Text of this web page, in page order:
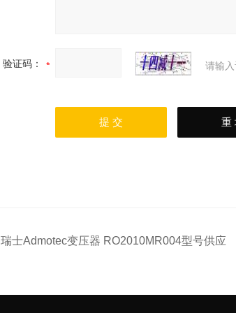
验证码： 请输
瑞士Admotec变压器 RO2010MR004型号供应